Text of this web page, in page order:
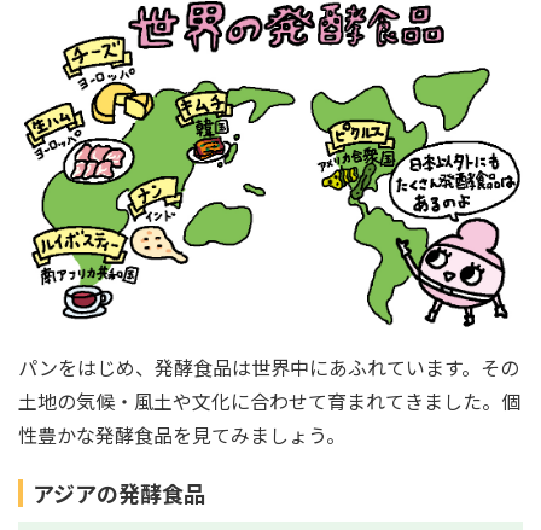
パンをはじめ、発酵食品は世界中にあふれています。その
土地の気候・風土や文化に合わせて育まれてきました。個
性豊かな発酵食品を見てみましょう。
アジアの発酵食品